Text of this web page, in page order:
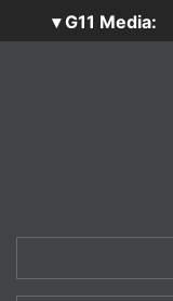
▾ G11 Media:
SecurityOpenLab